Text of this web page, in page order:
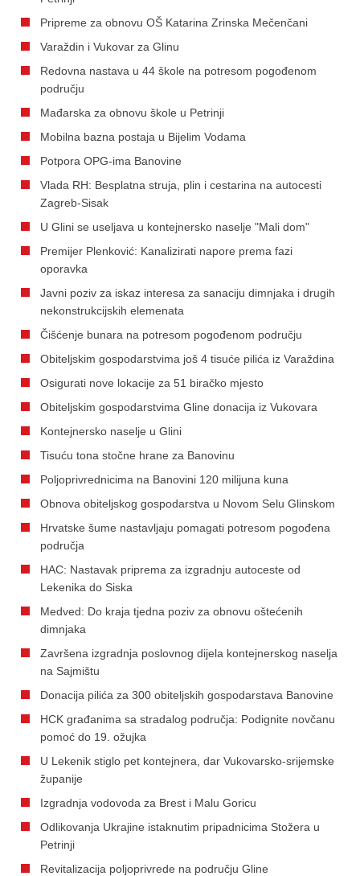
Pripreme za obnovu OŠ Katarina Zrinska Mečenčani
Varaždin i Vukovar za Glinu
Redovna nastava u 44 škole na potresom pogođenom
području
Mađarska za obnovu škole u Petrinji
Mobilna bazna postaja u Bijelim Vodama
Potpora OPG-ima Banovine
Vlada RH: Besplatna struja, plin i cestarina na autocesti
Zagreb-Sisak
U Glini se useljava u kontejnersko naselje "Mali dom"
Premijer Plenković: Kanalizirati napore prema fazi
oporavka
Javni poziv za iskaz interesa za sanaciju dimnjaka i drugih
nekonstrukcijskih elemenata
Čišćenje bunara na potresom pogođenom području
Obiteljskim gospodarstvima još 4 tisuće pilića iz Varaždina
Osigurati nove lokacije za 51 biračko mjesto
Obiteljskim gospodarstvima Gline donacija iz Vukovara
Kontejnersko naselje u Glini
Tisuću tona stočne hrane za Banovinu
Poljoprivrednicima na Banovini 120 milijuna kuna
Obnova obiteljskog gospodarstva u Novom Selu Glinskom
Hrvatske šume nastavljaju pomagati potresom pogođena
područja
HAC: Nastavak priprema za izgradnju autoceste od
Lekenika do Siska
Medved: Do kraja tjedna poziv za obnovu oštećenih
dimnjaka
Završena izgradnja poslovnog dijela kontejnerskog naselja
na Sajmištu
Donacija pilića za 300 obiteljskih gospodarstava Banovine
HCK građanima sa stradalog područja: Podignite novčanu
pomoć do 19. ožujka
U Lekenik stiglo pet kontejnera, dar Vukovarsko-srijemske
županije
Izgradnja vodovoda za Brest i Malu Goricu
Odlikovanja Ukrajine istaknutim pripadnicima Stožera u
Petrinji
Revitalizacija poljoprivrede na području Gline